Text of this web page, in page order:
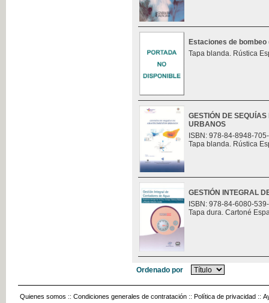
Estaciones de bombeo
Tapa blanda. Rústica
GESTIÓN DE
URBANOS
ISBN: 978-84-8948-
Tapa blanda. Rústica
GESTIÓN INTEGRAL
ISBN: 978-84-6080-
Tapa dura. Cartoné
Ordenado por
Quienes somos :: Condiciones generales de contratación :: Política de privacidad ::